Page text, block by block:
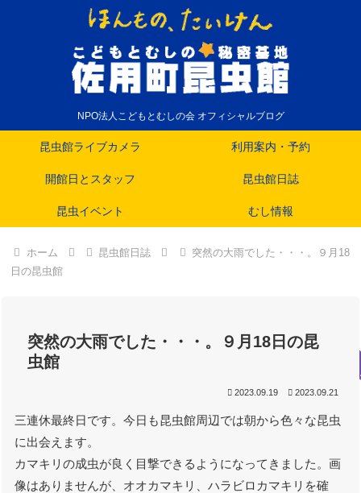
NPO法人こどもとむしの会 オフィシャルブログ
昆虫館ライブカメラ 利用案内・予約
開館日とスタッフ 昆虫館日誌
昆虫イベント むし情報
ホーム 昆虫館日誌
突然の大雨でした・・・。９月18
日の昆虫館
突然の大雨でした・・・。９月18日の昆
虫館
2023.09.19 2023.09.21
三連休最終日です。今日も昆虫館周辺では朝から色々な昆虫
に出会えます。
カマキリの成虫が良く目撃できるようになってきました。画
像はありませんが、オオカマキリ、ハラビロカマキリを確